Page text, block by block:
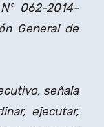
062-2014-
General de
señala
ejecutar,